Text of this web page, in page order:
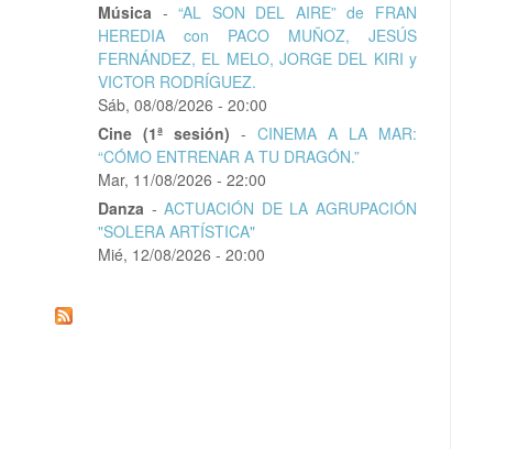
Música -“AL SON DEL AIRE” de FRAN
HEREDIA con PACO MUÑOZ, JESÚS
FERNÁNDEZ, EL MELO, JORGE DEL KIRI y
VICTOR RODRÍGUEZ.
Sáb, 08/08/2026 - 20:00
Cine (1ª sesión) - CINEMA A LA MAR:
“CÓMO ENTRENAR A TU DRAGÓN.”
Mar, 11/08/2026 - 22:00
Danza -ACTUACIÓN DE LA AGRUPACIÓN
"SOLERA ARTÍSTICA"
Mié, 12/08/2026 - 20:00